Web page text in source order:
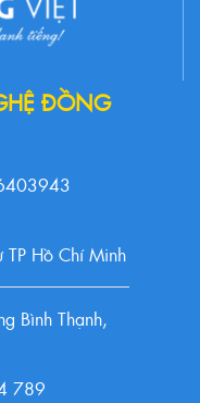
ĐỒNG
TP Hồ Chí Minh
Bình Thạnh,
789